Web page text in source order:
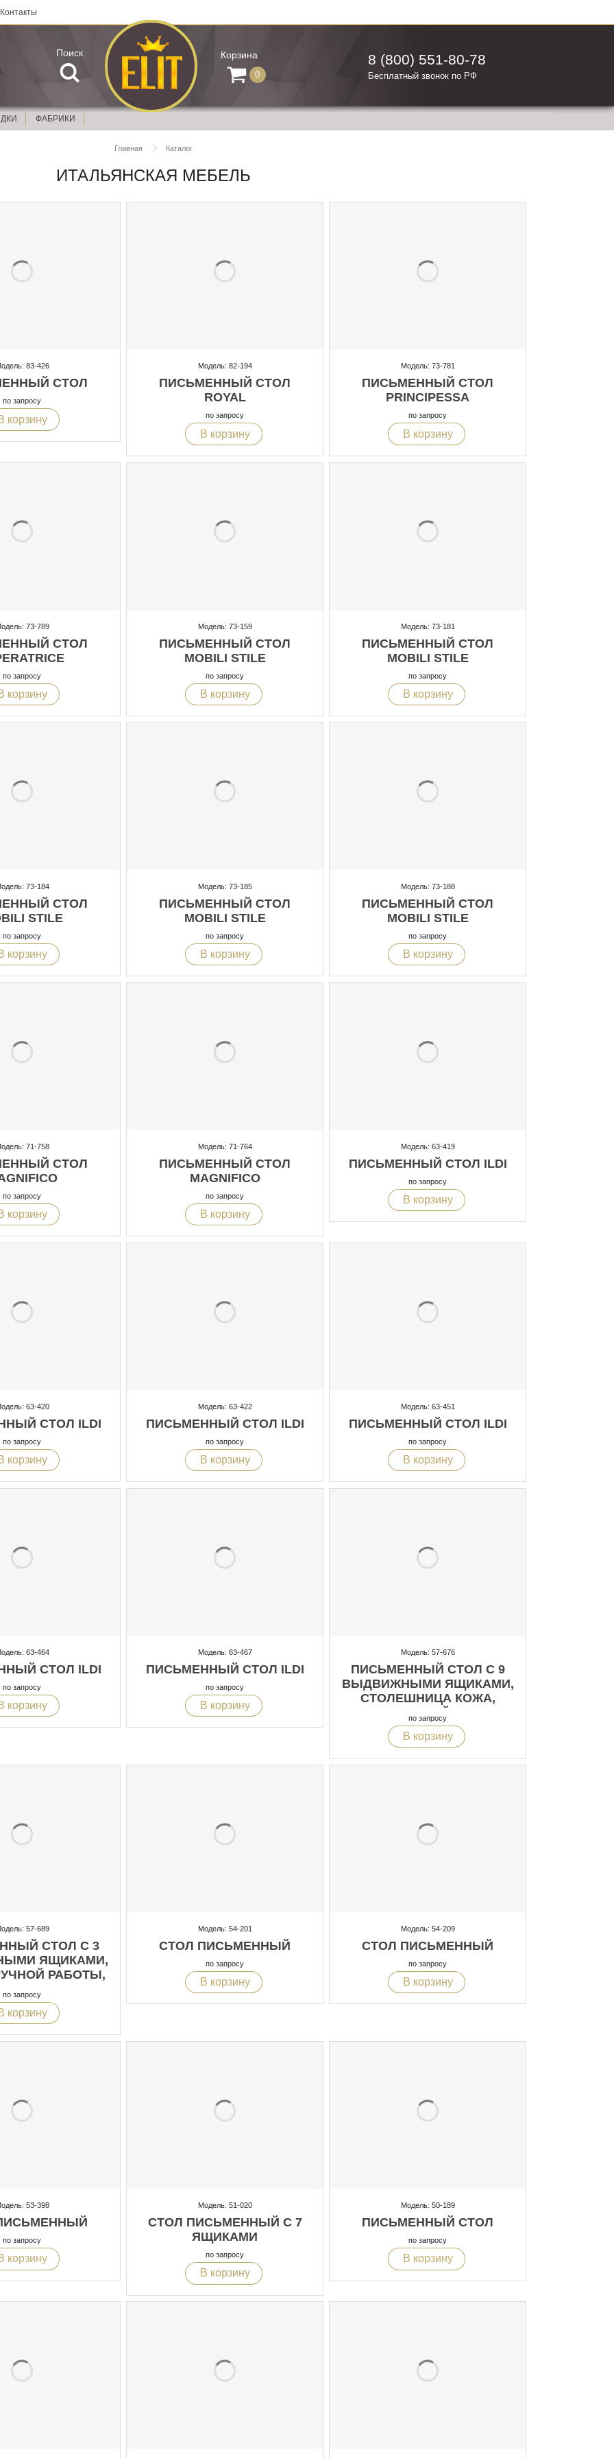
Контакты
Поиск Корзина
0
8 (800) 551-80-78
Бесплатный звонок по РФ
ФАБРИКИ
Главная Каталог
ИТАЛЬЯНСКАЯ МЕБЕЛЬ
83-426
СТОЛ
по запросу
корзину
Модель: 82-194
ПИСЬМЕННЫЙ СТОЛ
ROYAL
по запросу
В корзину
Модель: 73-781
ПИСЬМЕННЫЙ СТОЛ
PRINCIPESSA
по запросу
В корзину
73-789
СТОЛ
по запросу
корзину
Модель: 73-159
ПИСЬМЕННЫЙ СТОЛ
MOBILI STILE
по запросу
В корзину
Модель: 73-181
ПИСЬМЕННЫЙ СТОЛ
MOBILI STILE
по запросу
В корзину
73-184
СТОЛ
STILE
по запросу
корзину
Модель: 73-185
ПИСЬМЕННЫЙ СТОЛ
MOBILI STILE
по запросу
В корзину
Модель: 73-188
ПИСЬМЕННЫЙ СТОЛ
MOBILI STILE
по запросу
В корзину
71-758
СТОЛ
по запросу
корзину
Модель: 71-764
ПИСЬМЕННЫЙ СТОЛ
MAGNIFICO
по запросу
В корзину
Модель: 63-419
ПИСЬМЕННЫЙ СТОЛ ILDI
по запросу
В корзину
63-420
СТОЛ ILDI
по запросу
корзину
Модель: 63-422
ПИСЬМЕННЫЙ СТОЛ ILDI
по запросу
В корзину
Модель: 63-451
ПИСЬМЕННЫЙ СТОЛ ILDI
по запросу
В корзину
63-464
СТОЛ ILDI
по запросу
корзину
Модель: 63-467
ПИСЬМЕННЫЙ СТОЛ ILDI
по запросу
В корзину
Модель: 57-676
ПИСЬМЕННЫЙ СТОЛ С 9
ВЫДВИЖНЫМИ ЯЩИКАМИ,
СТОЛЕШНИЦА КОЖА,
РЕЗЬБА РУЧНОЙ РАБОТЫ,
ИНТАРСИЯ, ЗОЛОТО
по запросу
В корзину
57-689
СТОЛ С 3
ЯЩИКАМИ,
РАБОТЫ,
по запросу
корзину
Модель: 54-201
СТОЛ ПИСЬМЕННЫЙ
по запросу
В корзину
Модель: 54-209
СТОЛ ПИСЬМЕННЫЙ
по запросу
В корзину
53-398
по запросу
корзину
Модель: 51-020
СТОЛ ПИСЬМЕННЫЙ С 7
ЯЩИКАМИ
по запросу
В корзину
Модель: 50-189
ПИСЬМЕННЫЙ СТОЛ
по запросу
В корзину